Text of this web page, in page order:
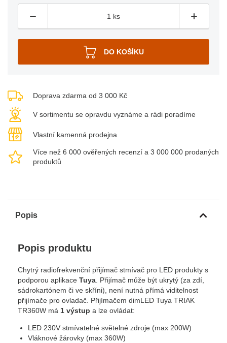
Doprava zdarma od 3 000 Kč
V sortimentu se opravdu vyznáme a rádi poradíme
Vlastní kamenná prodejna
Více než 6 000 ověřených recenzí a 3 000 000 prodaných
produktů
Popis
Popis produktu
Chytrý radiofrekvenční přijímač stmívač pro LED produkty s
podporou aplikace Tuya . Přijímač může být ukrytý (za zdí,
sádrokartónem či ve skříni), není nutná přímá viditelnost
přijímače pro ovladač. Přijímačem dimLED Tuya TRIAK
TR360W má 1 výstup a lze ovládat:
LED 230V stmívatelné světelné zdroje (max 200W)
Vláknové žárovky (max 360W)